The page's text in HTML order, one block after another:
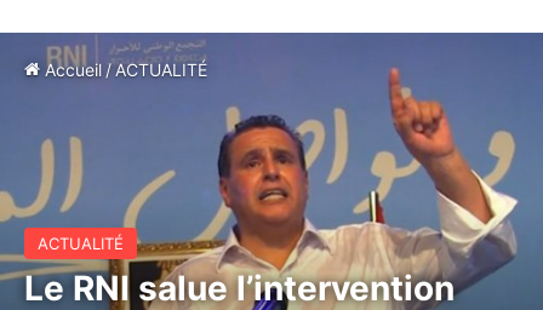
Accueil / ACTUALITÉ
ACTUALITÉ
Le RNI salue l’intervention